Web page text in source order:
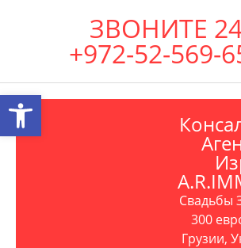
ЗВОНИТЕ
+972-52-569-
Свадьбы
300
Грузии,
Открыть панель инструментов